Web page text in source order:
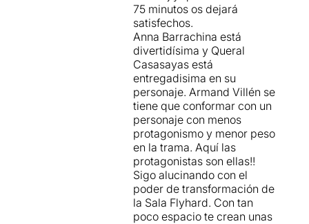
personajes que se suman a
otros de ausentes y que
protagonicen esta comedia
fantástica, llena de
disparates y de un humor
poco sutil pero muy
agradecido. Solo hay que
recordar el final para saber
que estamos ante un
despropósito ágil,
descarado y divertidísimo.
Anna Barrachinavuelve a
los personajes cómicos que
tanto le gustan, y lo más
curioso de esta ocasión es
75 minutos os dejará
satisfechos.
Anna Barrachina está
divertidísima y Queral
Casasayas está
entregadisima en su
personaje. Armand Villén se
tiene que conformar con un
personaje con menos
protagonismo y menor peso
en la trama. Aquí las
protagonistas son ellas!!
Sigo alucinando con el
poder de transformación de
la Sala Flyhard. Con tan
poco espacio te crean unas